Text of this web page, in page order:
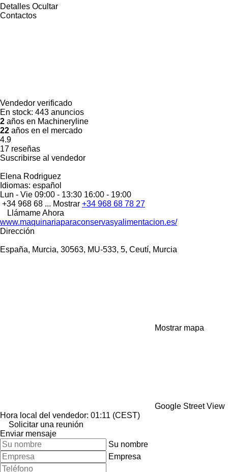
Detalles Ocultar
Contactos
Vendedor verificado
En stock: 443 anuncios
2 años en Machineryline
22 años en el mercado
4.9
17 reseñas
Suscribirse al vendedor
Elena Rodriguez
Idiomas: español
Lun - Vie 09:00 - 13:30 16:00 - 19:00
+34 968 68 ... Mostrar +34 968 68 78 27
Llámame Ahora
www.maquinariaparaconservasyalimentacion.es/
Dirección
España, Murcia, 30563, MU-533, 5, Ceutí, Murcia
Mostrar mapa
Google Street View
Hora local del vendedor: 01:11 (CEST)
Solicitar una reunión
Enviar mensaje
Su nombre
Empresa